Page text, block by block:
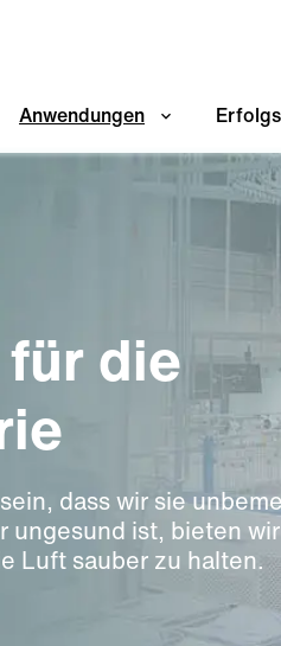
Anwendungen
die
dass wir sie
ungesund ist, bieten
Luft sauber zu halten.